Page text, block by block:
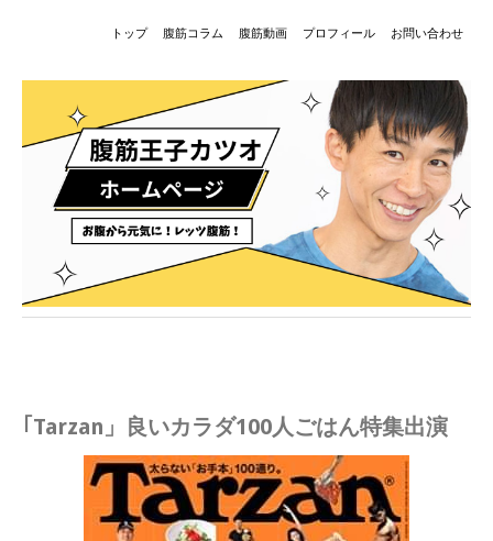
トップ 腹筋コラム 腹筋動画 プロフィール お問い合わせ
｢Tarzan」良いカラダ100人ごはん特集出演